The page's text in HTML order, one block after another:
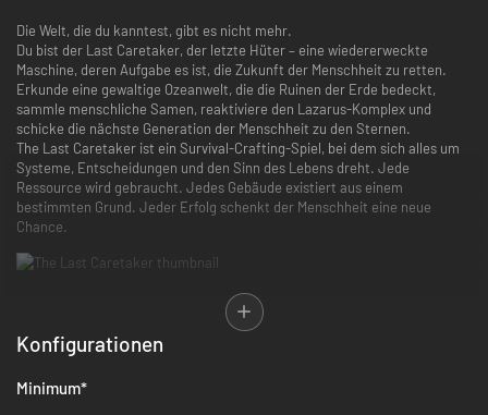
Die Welt, die du kanntest, gibt es nicht mehr.
Du bist der Last Caretaker, der letzte Hüter – eine wiedererweckte
Maschine, deren Aufgabe es ist, die Zukunft der Menschheit zu retten.
Erkunde eine gewaltige Ozeanwelt, die die Ruinen der Erde bedeckt,
sammle menschliche Samen, reaktiviere den Lazarus-Komplex und
schicke die nächste Generation der Menschheit zu den Sternen.
The Last Caretaker ist ein Survival-Crafting-Spiel, bei dem sich alles um
Systeme, Entscheidungen und den Sinn des Lebens dreht. Jede
Ressource wird gebraucht. Jedes Gebäude existiert aus einem
bestimmten Grund. Jeder Erfolg schenkt der Menschheit eine neue
Chance.
Sammle menschliche Samen und bringe sie zum Lazarus-Komplex. Sorge
dafür, dass sie wachsen, sammle Erinnerungen und bereite die Menschen
auf ihr Leben außerhalb der Erde vor.
Konfigurationen
Minimum*